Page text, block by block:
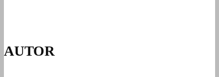
AUTOR